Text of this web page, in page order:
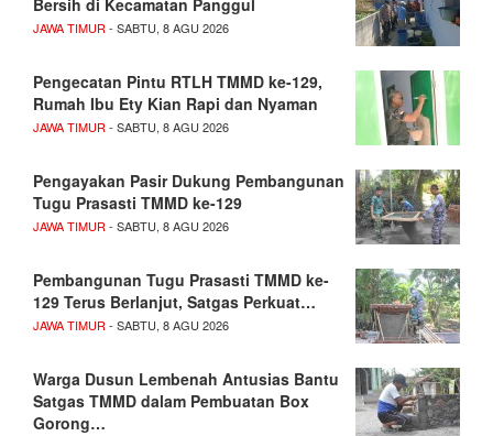
Bersih di Kecamatan Panggul
JAWA TIMUR- SABTU, 8 AGU 2026
Pengecatan Pintu RTLH TMMD ke-129,
Rumah Ibu Ety Kian Rapi dan Nyaman
JAWA TIMUR- SABTU, 8 AGU 2026
Pengayakan Pasir Dukung Pembangunan
Tugu Prasasti TMMD ke-129
JAWA TIMUR- SABTU, 8 AGU 2026
Pembangunan Tugu Prasasti TMMD ke-
129 Terus Berlanjut, Satgas Perkuat…
JAWA TIMUR- SABTU, 8 AGU 2026
Warga Dusun Lembenah Antusias Bantu
Satgas TMMD dalam Pembuatan Box
Gorong…